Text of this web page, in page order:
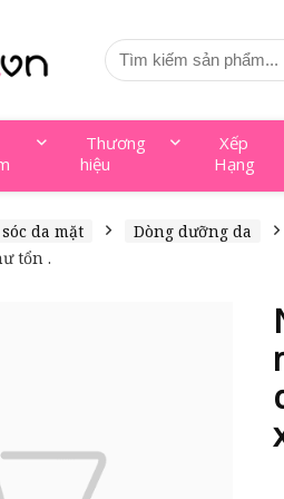
Thương
hiệu
Xếp
Hạng
da mặt Dòng dưỡng da
tổn .